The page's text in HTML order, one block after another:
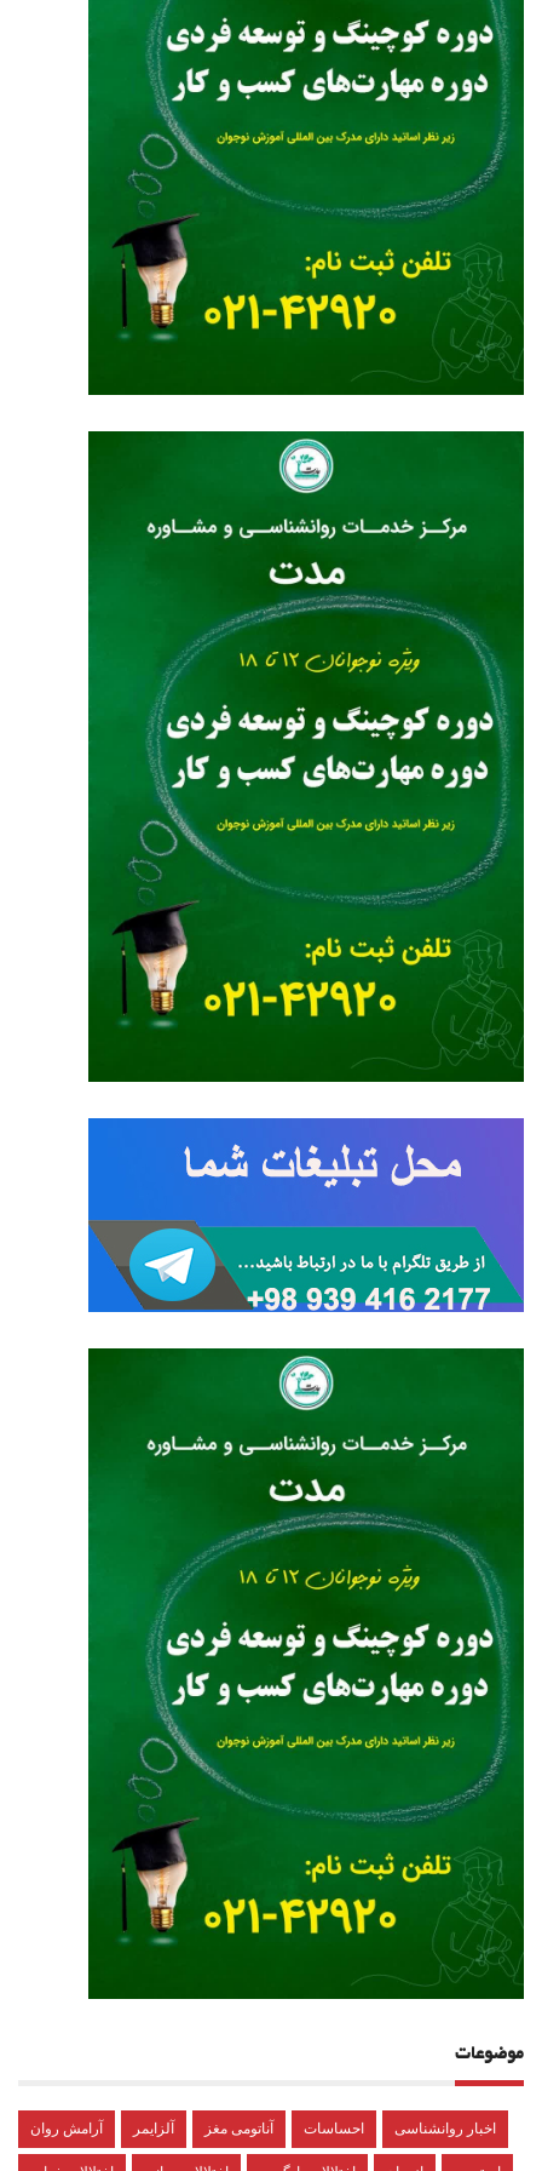
موضوعات
آرامش روان آلزایمر آناتومی مغز احساسات اخبار روانشناسی